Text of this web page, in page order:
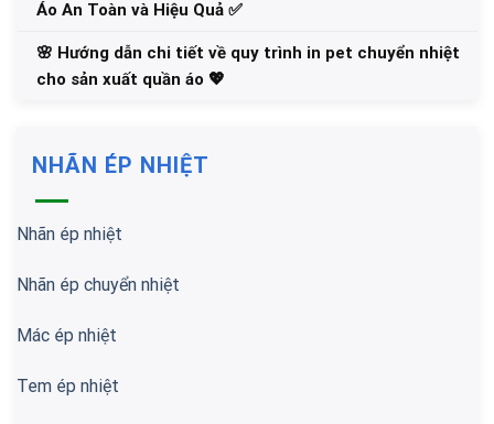
Áo An Toàn và Hiệu Quả ✅
🌸 Hướng dẫn chi tiết về quy trình in pet chuyển nhiệt
cho sản xuất quần áo 💖
NHÃN ÉP NHIỆT
Nhãn ép nhiệt
Nhãn ép chuyển nhiệt
Mác ép nhiệt
Tem ép nhiệt